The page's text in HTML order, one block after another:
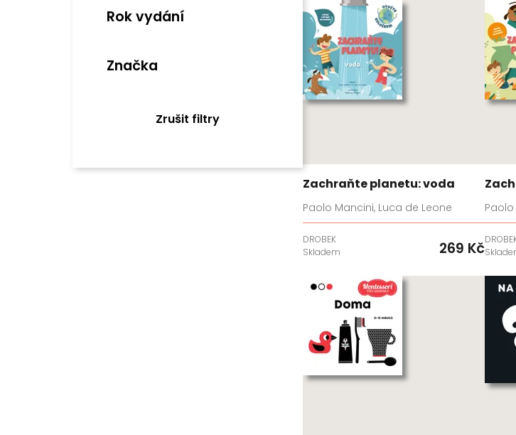
Rok vydání
Značka
Zrušit filtry
Zachraňte planetu: voda
Paolo Mancini, Luca de Leone
DROBEK
Skladem
269 Kč